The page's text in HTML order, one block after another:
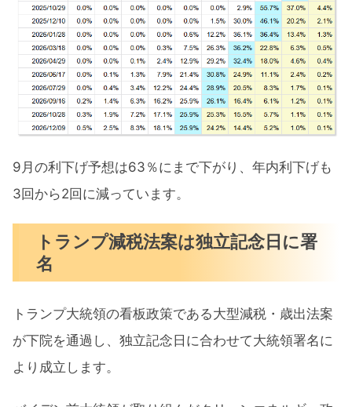
9月の利下げ予想は63％にまで下がり、年内利下げも
3回から2回に減っています。
トランプ減税法案は独立記念日に署
名
トランプ大統領の看板政策である大型減税・歳出法案
が下院を通過し、独立記念日に合わせて大統領署名に
より成立します。